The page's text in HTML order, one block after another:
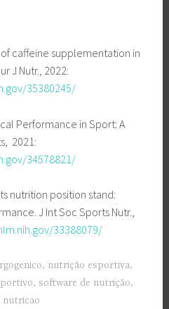
caffeine supplementation in
J Nutr., 2022:
35380245/
Performance in Sport: A
2021:
34578821/
nutrition position stand:
J Int Soc Sports Nutr.,
33388079/
, nutrição esportiva,
,software de nutrição,
nutricao